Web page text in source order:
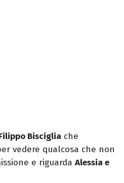
Bisciglia che
vedere qualcosa che non
e riguarda Alessia e